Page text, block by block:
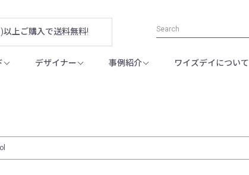
以上ご購入で送料無料!
デザイナー 事例紹介 ワイズデイについて